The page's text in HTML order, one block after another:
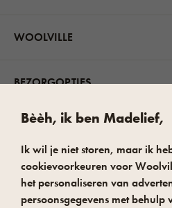
WOOLVILLE
BEZORGOPTIES
SNELLE EN VEILIGE BETALING
Bèèh, ik ben Madelief,
Ik wil je niet storen, maar ik
cookievoorkeuren voor
het personaliseren van
persoonsgegevens met behulp